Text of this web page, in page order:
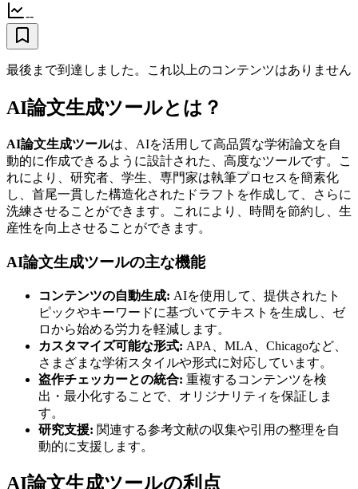
--
最後まで到達しました。これ以上のコンテンツはありません
AI論文生成ツールとは？
AI論文生成ツールは、AIを活用して高品質な学術論文を自
動的に作成できるように設計された、高度なツールです。こ
れにより、研究者、学生、専門家は執筆プロセスを簡素化
し、首尾一貫した構造化されたドラフトを作成して、さらに
洗練させることができます。これにより、時間を節約し、生
産性を向上させることができます。
AI論文生成ツールの主な機能
コンテンツの自動生成: AIを使用して、提供されたト
ピックやキーワードに基づいてテキストを生成し、ゼ
ロから始める労力を軽減します。
カスタマイズ可能な形式: APA、MLA、Chicagoなど、
さまざまな学術スタイルや形式に対応しています。
盗作チェッカーとの統合: 重複するコンテンツを検
出・最小化することで、オリジナリティを保証しま
す。
研究支援: 関連する参考文献の収集や引用の整理を自
動的に支援します。
AI論文生成ツールの利点